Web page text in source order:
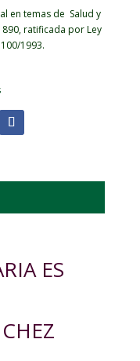
en temas de Salud y
ratificada por Ley
1993.
ES